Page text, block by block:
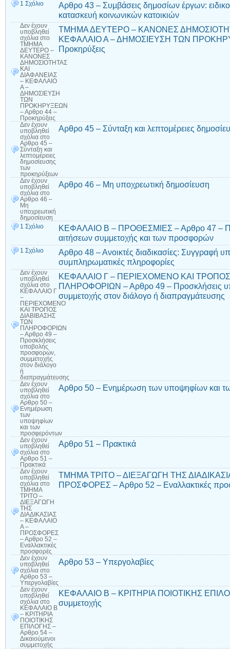
1 Σχόλιο
Αρθρο 43 – Συμβάσεις δημοσίων έργων:
κατασκευή κοινωνικών κατοικιών
Δεν έχουν
υποβληθεί
σχόλια στο
ΤΜΗΜΑ
ΔΕΥΤΕΡΟ –
ΚΑΝΟΝΕΣ
ΔΗΜΟΣΙΟΤΗΤΑΣ
ΚΑΙ
ΔΙΑΦΑΝΕΙΑΣ
– ΚΕΦΑΛΑΙΟ
Α –
ΔΗΜΟΣΙΕΥΣΗ
ΤΩΝ
ΠΡΟΚΗΡΥΞΕΩΝ
– Αρθρο 44 –
Προκηρύξεις
ΤΜΗΜΑ ΔΕΥΤΕΡΟ – ΚΑΝΟΝΕΣ
ΚΕΦΑΛΑΙΟ Α – ΔΗΜΟΣΙΕΥΣΗ ΤΩΝ
Προκηρύξεις
Δεν έχουν
υποβληθεί
σχόλια στο
Αρθρο 45 –
Σύνταξη και
λεπτομέρειες
δημοσίευσης
των
προκηρύξεων
Αρθρο 45 – Σύνταξη και λεπτομέρειες
Δεν έχουν
υποβληθεί
σχόλια στο
Αρθρο 46 –
Μη
υποχρεωτική
δημοσίευση
Αρθρο 46 – Μη υποχρεωτική δημοσίευση
1 Σχόλιο
ΚΕΦΑΛΑΙΟ Β – ΠΡΟΘΕΣΜΙΕΣ – Αρθρο 47 –
αιτήσεων συμμετοχής και των προσφορών
1 Σχόλιο
Αρθρο 48 – Ανοικτές διαδικασίες: Συγγραφή
συμπληρωματικές πληροφορίες
Δεν έχουν
υποβληθεί
σχόλια στο
ΚΕΦΑΛΑΙΟ Γ
–
ΠΕΡΙΕΧΟΜΕΝΟ
ΚΑΙ ΤΡΟΠΟΣ
ΔΙΑΒΙΒΑΣΗΣ
ΤΩΝ
ΠΛΗΡΟΦΟΡΙΩΝ
– Αρθρο 49 –
Προσκλήσεις
υποβολής
προσφορών,
συμμετοχής
στον διάλογο
ή
διαπραγμάτευσης
ΚΕΦΑΛΑΙΟ Γ – ΠΕΡΙΕΧΟΜΕΝΟ ΚΑΙ
ΠΛΗΡΟΦΟΡΙΩΝ – Αρθρο 49 – Προσκλήσεις
συμμετοχής στον διάλογο ή διαπραγμάτευσης
Δεν έχουν
υποβληθεί
σχόλια στο
Αρθρο 50 –
Ενημέρωση
των
υποψηφίων
και των
προσφερόντων
Αρθρο 50 – Ενημέρωση των υποψηφίων και
Δεν έχουν
υποβληθεί
σχόλια στο
Αρθρο 51 –
Πρακτικά
Αρθρο 51 – Πρακτικά
Δεν έχουν
υποβληθεί
σχόλια στο
ΤΜΗΜΑ
ΤΡΙΤΟ –
ΔΙΕΞΑΓΩΓΗ
ΤΗΣ
ΔΙΑΔΙΚΑΣΙΑΣ
– ΚΕΦΑΛΑΙΟ
Α –
ΠΡΟΣΦΟΡΕΣ
– Αρθρο 52 –
Εναλλακτικές
προσφορές
ΤΜΗΜΑ ΤΡΙΤΟ – ΔΙΕΞΑΓΩΓΗ ΤΗΣ
ΠΡΟΣΦΟΡΕΣ – Αρθρο 52 – Εναλλακτικές
Δεν έχουν
υποβληθεί
σχόλια στο
Αρθρο 53 –
Υπεργολαβίες
Αρθρο 53 – Υπεργολαβίες
Δεν έχουν
υποβληθεί
σχόλια στο
ΚΕΦΑΛΑΙΟ Β
– ΚΡΙΤΗΡΙΑ
ΠΟΙΟΤΙΚΗΣ
ΕΠΙΛΟΓΗΣ –
Αρθρο 54 –
Δικαιούμενοι
συμμετοχής
ΚΕΦΑΛΑΙΟ Β – ΚΡΙΤΗΡΙΑ ΠΟΙΟΤΙΚΗΣ
συμμετοχής